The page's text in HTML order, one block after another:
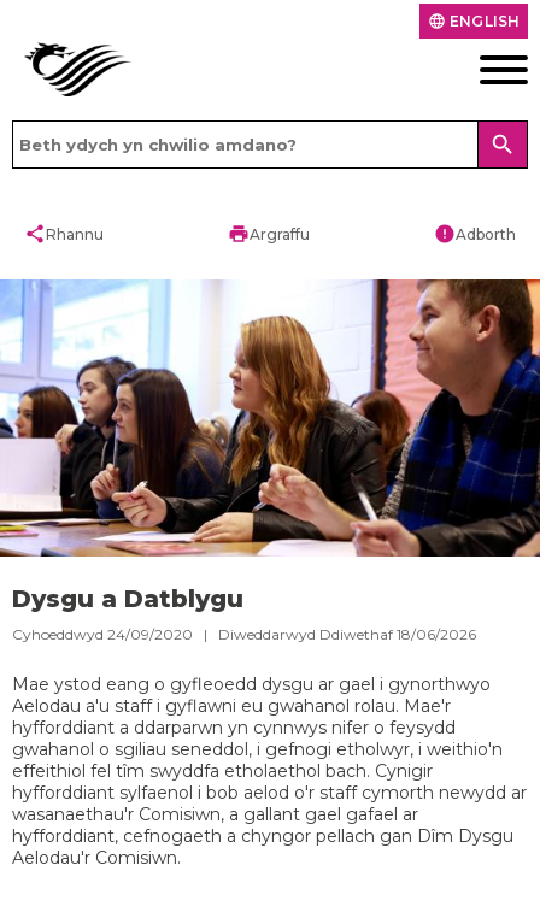
language ENGLISH
search
shareRhannu printArgraffu errorAdborth
Dysgu a Datblygu
Cyhoeddwyd 24/09/2020 | Diweddarwyd Ddiwethaf 18/06/2026
Mae ystod eang o gyfleoedd dysgu ar gael i gynorthwyo
Aelodau a'u staff i gyflawni eu gwahanol rolau. Mae'r
hyfforddiant a ddarparwn yn cynnwys nifer o feysydd
gwahanol o sgiliau seneddol, i gefnogi etholwyr, i weithio'n
effeithiol fel tîm swyddfa etholaethol bach. Cynigir
hyfforddiant sylfaenol i bob aelod o'r staff cymorth newydd ar
wasanaethau'r Comisiwn, a gallant gael gafael ar
hyfforddiant, cefnogaeth a chyngor pellach gan Dîm Dysgu
Aelodau'r Comisiwn.